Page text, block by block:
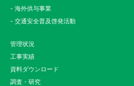
- 海外供与事業
- 交通安全普及啓発活動
管理状況
工事実績
資料ダウンロード
調査・研究